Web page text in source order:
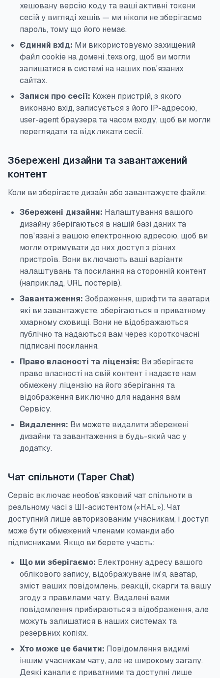
хешовану версію коду та ваші активні токени
сесій у вигляді хешів — ми ніколи не зберігаємо
пароль, тому що його немає.
Єдиний вхід: Ми використовуємо захищений
файл cookie на домені .texs.org, щоб ви могли
залишатися в системі на наших пов'язаних
сайтах.
Записи про сесії: Кожен пристрій, з якого
виконано вхід, записується з його IP-адресою,
user-agent браузера та часом входу, щоб ви могли
переглядати та відкликати сесії.
Збережені дизайни та завантажений
контент
Коли ви зберігаєте дизайн або завантажуєте файли:
Збережені дизайни: Налаштування вашого
дизайну зберігаються в нашій базі даних та
пов'язані з вашою електронною адресою, щоб ви
могли отримувати до них доступ з різних
пристроїв. Вони включають ваші варіанти
налаштувань та посилання на сторонній контент
(наприклад, URL постерів).
Завантаження: Зображення, шрифти та аватари,
які ви завантажуєте, зберігаються в приватному
хмарному сховищі. Вони не відображаються
публічно та надаються вам через короткочасні
підписані посилання.
Право власності та ліцензія: Ви зберігаєте
право власності на свій контент і надаєте нам
обмежену ліцензію на його зберігання та
відображення виключно для надання вам
Сервісу.
Видалення: Ви можете видалити збережені
дизайни та завантаження в будь-який час у
додатку.
Чат спільноти (Taper Chat)
Сервіс включає необов'язковий чат спільноти в
реальному часі з ШІ-асистентом («HAL»). Чат
доступний лише авторизованим учасникам, і доступ
може бути обмежений членами команди або
підписниками. Якщо ви берете участь:
Що ми зберігаємо: Електронну адресу вашого
облікового запису, відображуване ім'я, аватар,
зміст ваших повідомлень, реакції, скарги та вашу
згоду з правилами чату. Видалені вами
повідомлення прибираються з відображення, але
можуть залишатися в наших системах та
резервних копіях.
Хто може це бачити: Повідомлення видимі
іншим учасникам чату, але не широкому загалу.
Деякі канали є приватними та доступні лише